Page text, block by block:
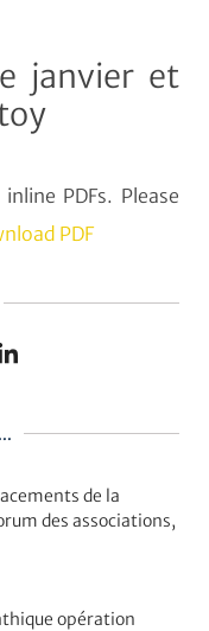
janvier et
PDFs. Please
PDF
de la
des associations,
opération